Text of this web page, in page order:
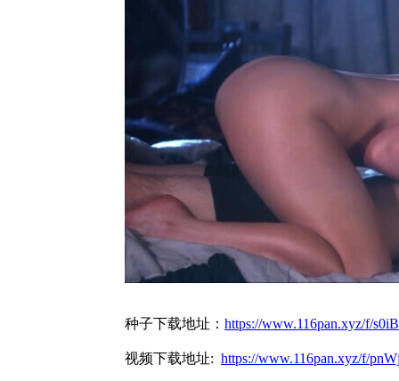
种子下载地址： https://www.116pan.xyz/f/
视频下载地址: https://www.116pan.xyz/f/